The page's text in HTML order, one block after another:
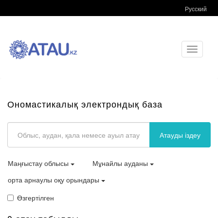
Русский
Toggle
Ономастикалық электрондық база
Атауды іздеу
Маңғыстау облысы
Мұнайлы ауданы
орта арнаулы оқу орындары
Өзгертілген